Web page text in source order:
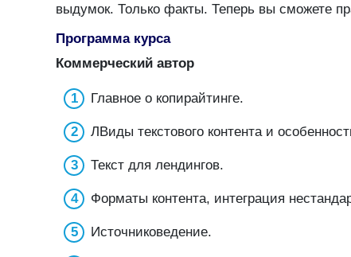
выдумок. Только факты. Теперь вы сможете
Программа курса
Коммерческий автор
Главное о копирайтинге.
ЛВиды текстового контента и
Текст для лендингов.
Форматы контента, интеграция
Источниковедение.